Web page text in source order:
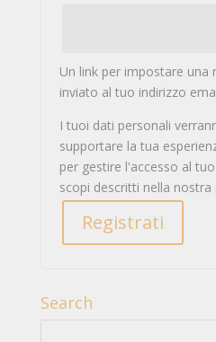
Un link per impostare una
inviato al tuo indirizzo
I tuoi dati personali
supportare la tua
per gestire l'accesso al
scopi descritti nella nostra
Registrati
Search